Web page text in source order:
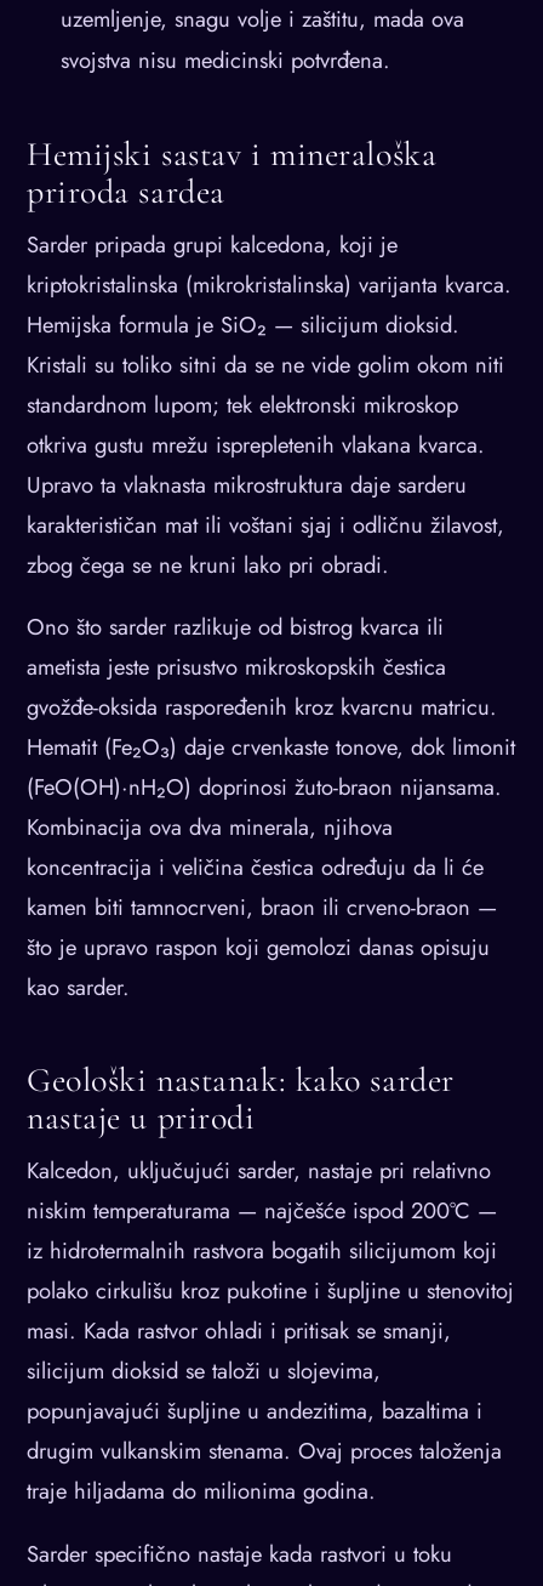
uzemljenje, snagu volje i zaštitu, mada ova
svojstva nisu medicinski potvrđena.
Hemijski sastav i mineraloška
priroda sardea
Sarder pripada grupi kalcedona, koji je
kriptokristalinska (mikrokristalinska) varijanta kvarca.
Hemijska formula je SiO₂ — silicijum dioksid.
Kristali su toliko sitni da se ne vide golim okom niti
standardnom lupom; tek elektronski mikroskop
otkriva gustu mrežu isprepletenih vlakana kvarca.
Upravo ta vlaknasta mikrostruktura daje sarderu
karakterističan mat ili voštani sjaj i odličnu žilavost,
zbog čega se ne kruni lako pri obradi.
Ono što sarder razlikuje od bistrog kvarca ili
ametista jeste prisustvo mikroskopskih čestica
gvožđe-oksida raspoređenih kroz kvarcnu matricu.
Hematit (Fe₂O₃) daje crvenkaste tonove, dok limonit
(FeO(OH)·nH₂O) doprinosi žuto-braon nijansama.
Kombinacija ova dva minerala, njihova
koncentracija i veličina čestica određuju da li će
kamen biti tamnocrveni, braon ili crveno-braon —
što je upravo raspon koji gemolozi danas opisuju
kao sarder.
Geološki nastanak: kako sarder
nastaje u prirodi
Kalcedon, uključujući sarder, nastaje pri relativno
niskim temperaturama — najčešće ispod 200°C —
iz hidrotermalnih rastvora bogatih silicijumom koji
polako cirkulišu kroz pukotine i šupljine u stenovitoj
masi. Kada rastvor ohladi i pritisak se smanji,
silicijum dioksid se taloži u slojevima,
popunjavajući šupljine u andezitima, bazaltima i
drugim vulkanskim stenama. Ovaj proces taloženja
traje hiljadama do milionima godina.
Sarder specifično nastaje kada rastvori u toku